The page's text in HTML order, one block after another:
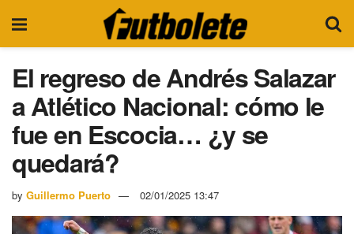
El regreso de Andrés Salazar
a Atlético Nacional: cómo le
fue en Escocia… ¿y se
quedará?
by Guillermo Puerto 02/01/2025 13:47